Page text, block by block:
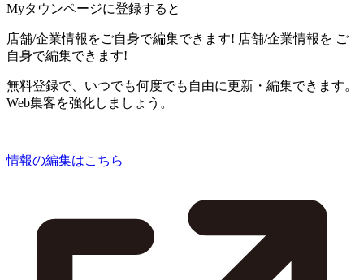
Myタウンページに登録すると
店舗/企業情報をご自身で編集できます! 店舗/企業情報を ご
自身で編集できます!
無料登録で、いつでも何度でも自由に更新・編集できます。
Web集客を強化しましょう。
情報の編集はこちら